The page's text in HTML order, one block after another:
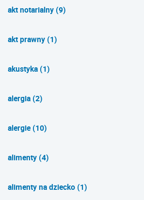
akt notarialny (9)
akt prawny (1)
akustyka (1)
alergia (2)
alergie (10)
alimenty (4)
alimenty na dziecko (1)